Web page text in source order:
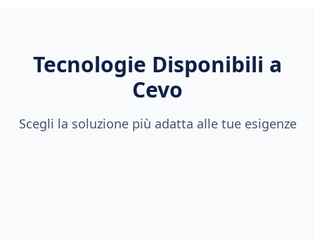
Tecnologie Disponibili a
Cevo
Scegli la soluzione più adatta alle tue esigenze